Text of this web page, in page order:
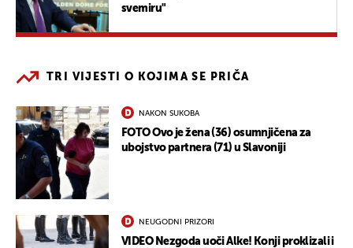
svemiru"
TRI VIJESTI O KOJIMA SE PRIČA
NAKON SUKOBA
FOTO Ovo je žena (36) osumnjičena za
ubojstvo partnera (71) u Slavoniji
NEUGODNI PRIZORI
VIDEO Nezgoda uoči Alke! Konji proklizali i